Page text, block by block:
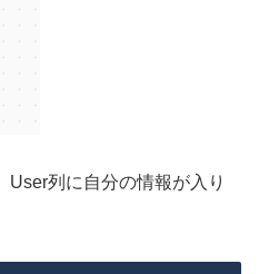
列に自分の情報が入り